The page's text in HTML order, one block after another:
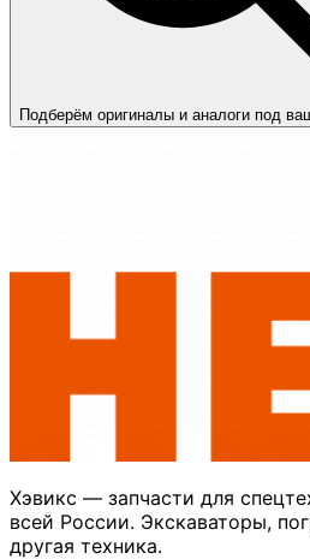
Подберём оригиналы и аналоги под
Хэвикс — запчасти для
всей России. Экскаваторы,
другая техника.